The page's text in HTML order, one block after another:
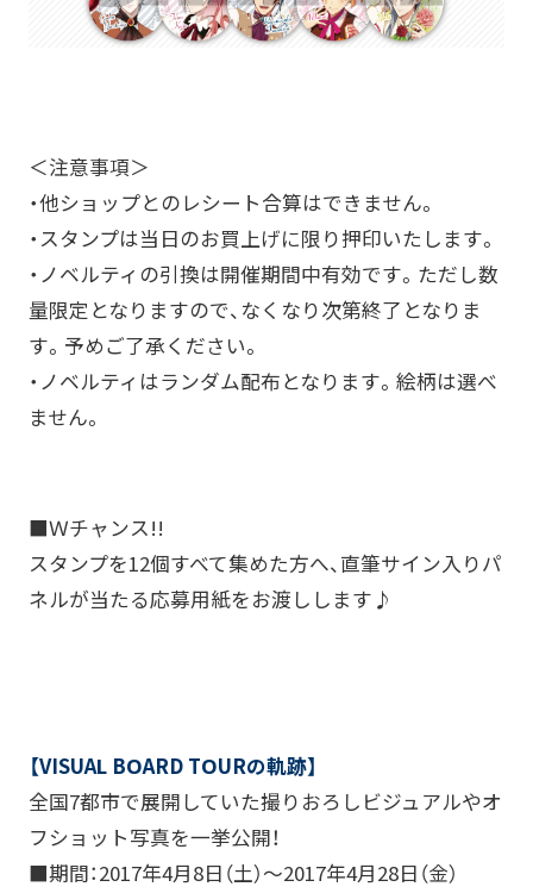
＜注意事項＞
・他ショップとのレシート合算はできません。
・スタンプは当日のお買上げに限り押印いたします。
・ノベルティの引換は開催期間中有効です。ただし数
量限定となりますので、なくなり次第終了となりま
す。予めご了承ください。
・ノベルティはランダム配布となります。絵柄は選べ
ません。
■Ｗチャンス!!
スタンプを12個すべて集めた方へ、直筆サイン入りパ
ネルが当たる応募用紙をお渡しします♪
【VISUAL BOARD TOURの軌跡】
全国7都市で展開していた撮りおろしビジュアルやオ
フショット写真を一挙公開！
■期間：2017年4月8日（土）～2017年4月28日（金）